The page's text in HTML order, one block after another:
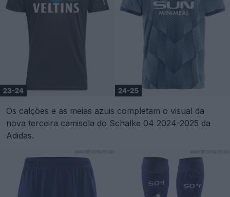
Os calções e as meias azuis completam o visual da
nova terceira camisola do Schalke 04 2024-2025 da
Adidas.